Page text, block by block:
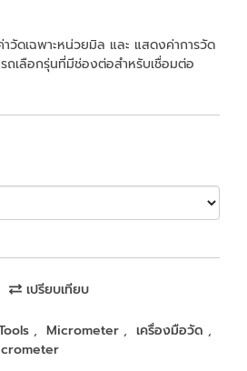
วัดเฉพาะหน่วยมิล และ แสดงค่าการวัด
ถเลือกรุ่นที่มีช่องต่อสำหรับเชื่อมต่อ
เปรียบเทียบ
, Micrometer , เครื่องมือวัด ,